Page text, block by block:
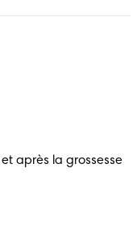
après la grossesse